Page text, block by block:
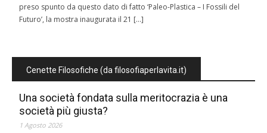
preso spunto da questo dato di fatto ‘Paleo-Plastica – I Fossili del
Futuro’, la mostra inaugurata il 21 […]
Cenette Filosofiche (da filosofiaperlavita.it)
Una società fondata sulla meritocrazia è una
società più giusta?
1 Agosto 2026